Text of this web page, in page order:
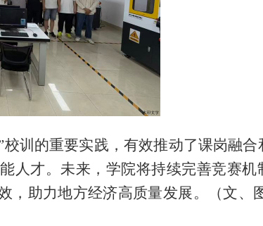
训的重要实践，有效推动了课岗融合
人才。未来，学院将持续完善竞赛机
，助力地方经济高质量发展。（文、